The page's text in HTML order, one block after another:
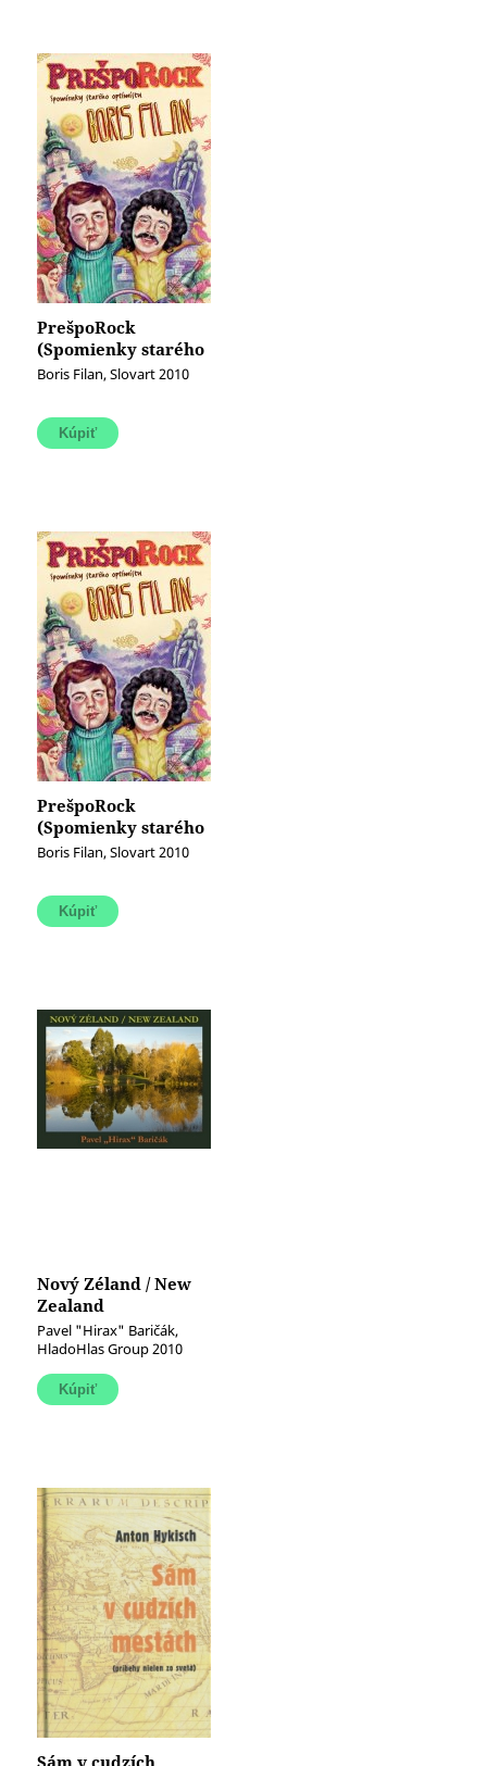
PrešpoRock
(Spomienky starého
optimistu) (e-kniha)
Boris Filan, Slovart 2010
PrešpoRock
(Spomienky starého
optimistu)
Boris Filan, Slovart 2010
Nový Zéland / New
Zealand
Pavel "Hirax" Baričák,
HladoHlas Group 2010
Sám v cudzích